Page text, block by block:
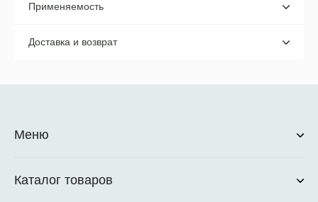
Применяемость
Доставка и возврат
Меню
Каталог товаров